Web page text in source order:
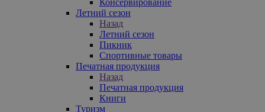
Летний сезон
Назад
Летний сезон
Пикник
Спортивные товары
Печатная продукция
Назад
Печатная продукция
Книги
Туризм